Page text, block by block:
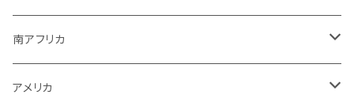
紫！？
白ワイン
スパークリング
白ワイン
ギリシャ
スパークリング
オーストラリア
白ワイン
スパークリング
白ワイン
ポルトガル
泡
オーストラリア
ボルドー
赤
白
ドイツ
白
ブルゴーニュ
白ワイン
アメリカ
シャンパーニュ
ブルゴーニュ
南アフリカ
スパークリング
アメリカ